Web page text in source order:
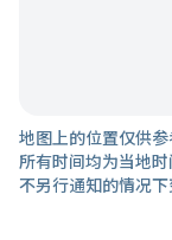
地图上的位置仅供参
所有时间均为当地
不另行通知的情况下